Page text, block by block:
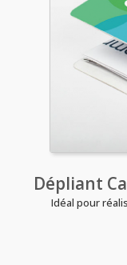
Dépliant
Idéal pour